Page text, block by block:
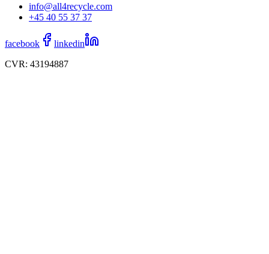
info@all4recycle.com
+45 40 55 37 37
facebook
linkedin
CVR: 43194887